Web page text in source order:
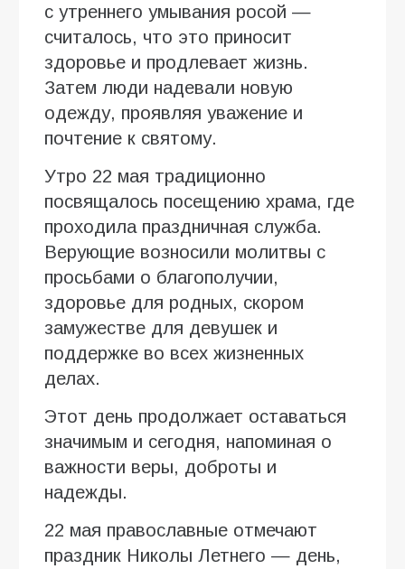
с утреннего умывания росой —
считалось, что это приносит
здоровье и продлевает жизнь.
Затем люди надевали новую
одежду, проявляя уважение и
почтение к святому.
Утро 22 мая традиционно
посвящалось посещению храма, где
проходила праздничная служба.
Верующие возносили молитвы с
просьбами о благополучии,
здоровье для родных, скором
замужестве для девушек и
поддержке во всех жизненных
делах.
Этот день продолжает оставаться
значимым и сегодня, напоминая о
важности веры, доброты и
надежды.
22 мая православные отмечают
праздник Николы Летнего — день,